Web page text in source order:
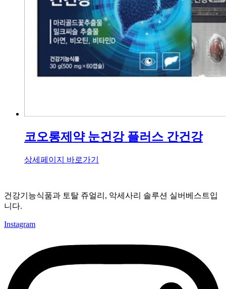
코오롱제약 눈건강 플러스 간건강
상세페이지 바로가기
건강기능식품과 토탈 쥬얼리, 악세사리 솔루션 실버베스트입
니다.
Instagram